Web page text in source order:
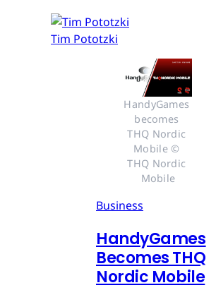
Tim Pototzki
HandyGames
becomes
THQ Nordic
Mobile ©
THQ Nordic
Mobile
Business
HandyGames
Becomes THQ
Nordic Mobile